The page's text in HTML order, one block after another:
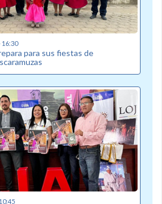
16:30
para sus fiestas de